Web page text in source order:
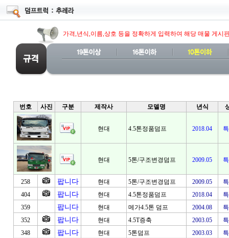
가격,년식,이름,상호 등을 정확하게 입력하여 해당 매물 게시
번호 사진 구분 제작사 모델명 년식
현대 4.5톤정품덤프 2018.04
현대 5톤/구조변경덤프 2009.05
258 팝니다 현대 5톤/구조변경덤프 2009.05
404
팝니다 현대 4.5톤정품덤프 2018.04
359
팝니다 현대 메가4.5톤 덤프 2004.08
352
팝니다 현대 4.5T증축 2003.05
348
팝니다 현대 5톤덤프 2003.03